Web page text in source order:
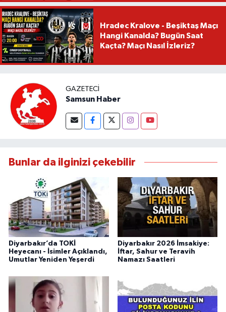
Hradec Kralove - Beşiktaş Maçı
Hangi Kanalda? Bugün Saat
Kaçta? Maçı Nasıl İzleriz?
GAZETECI
Samsun Haber
Bunlar da ilginizi çekebilir
Diyarbakır’da TOKİ
Heyecanı - İsimler Açıklandı,
Umutlar Yeniden Yeşerdi
Diyarbakır 2026 İmsakiye:
İftar, Sahur ve Teravih
Namazı Saatleri